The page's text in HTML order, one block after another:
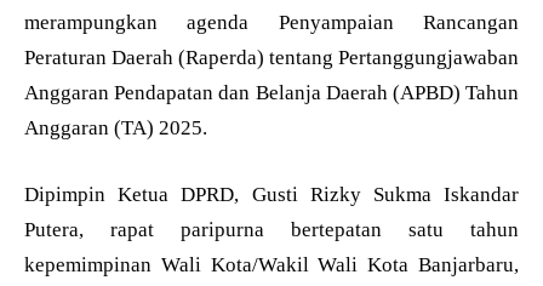
merampungkan agenda Penyampaian Rancangan
Peraturan Daerah (Raperda) tentang Pertanggungjawaban
Anggaran Pendapatan dan Belanja Daerah (APBD) Tahun
Anggaran (TA) 2025.
Dipimpin Ketua DPRD, Gusti Rizky Sukma Iskandar
Putera, rapat paripurna bertepatan satu tahun
kepemimpinan Wali Kota/Wakil Wali Kota Banjarbaru,